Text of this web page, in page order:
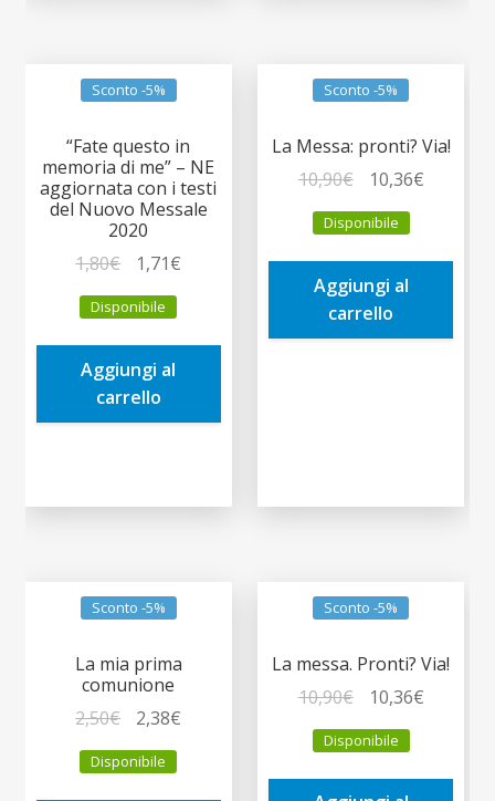
Sconto -5%
“Fate questo in
memoria di me” – NE
aggiornata con i testi
del Nuovo Messale
2020
1,80€
prezzo
originale
era:
1,80€.
1,71€
è:
Disponibile
Aggiungi al
carrello
Sconto -5%
La Messa: pronti? Via!
10,90€
prezzo
originale
era:
10,90€.
10,36€Il
è:
Disponibile
Aggiungi al
carrello
Sconto -5%
La mia prima
comunione
2,50€
prezzo
originale
2,38€
Disponibile
Sconto -5%
La messa. Pronti? Via!
10,90€
prezzo
originale
era:
10,36€Il
è:
Disponibile